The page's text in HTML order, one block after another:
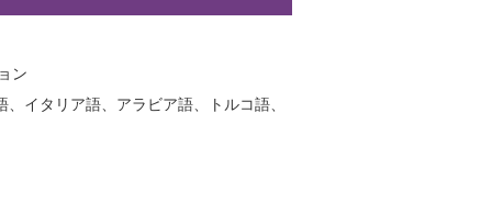
ン
イタリア語、アラビア語、トルコ語、